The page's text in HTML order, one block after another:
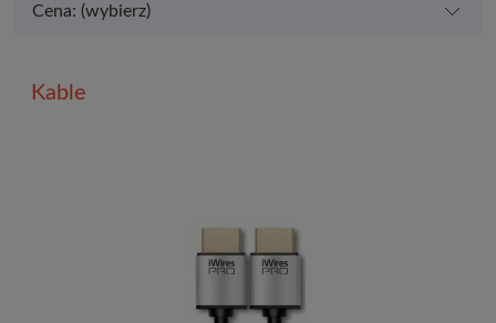
Cena: (wybierz)
Kable